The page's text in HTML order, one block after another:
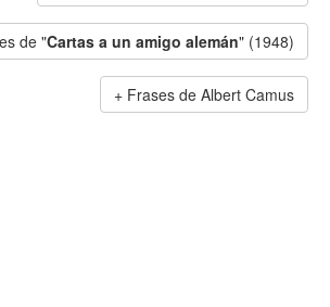
de "Cartas a un amigo alemán" (1948)
Frases de Albert Camus